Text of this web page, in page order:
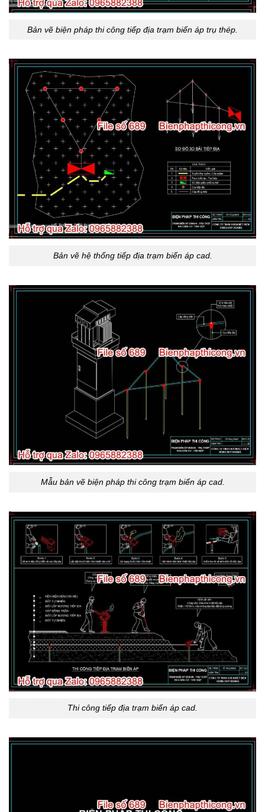
Bản vẽ biện pháp thi công tiếp địa trạm biến áp trụ thép.
Bản vẽ hệ thống tiếp địa trạm biến áp cad.
Mẫu bản vẽ biện pháp thi công trạm biến áp cad.
Thi công tiếp địa trạm biến áp cad.